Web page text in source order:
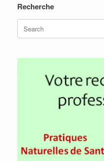
Recherche
Search
for: